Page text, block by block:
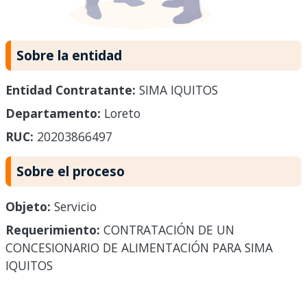
Sobre la entidad
Entidad Contratante: SIMA IQUITOS
Departamento: Loreto
RUC: 20203866497
Sobre el proceso
Objeto: Servicio
Requerimiento: CONTRATACIÓN DE UN
CONCESIONARIO DE ALIMENTACIÓN PARA SIMA
IQUITOS